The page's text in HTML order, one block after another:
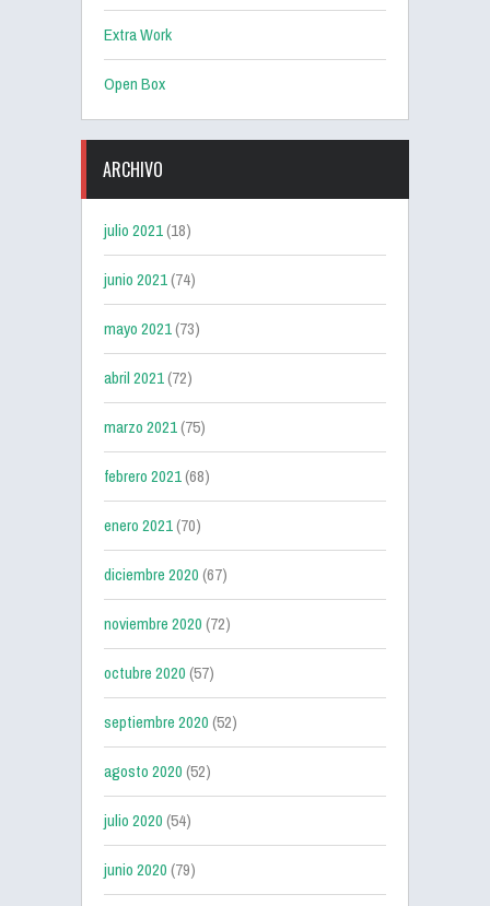
Extra Work
Open Box
ARCHIVO
julio 2021(18)
junio 2021(74)
mayo 2021(73)
abril 2021(72)
marzo 2021(75)
febrero 2021(68)
enero 2021(70)
diciembre 2020(67)
noviembre 2020(72)
octubre 2020(57)
septiembre 2020(52)
agosto 2020(52)
julio 2020(54)
junio 2020(79)